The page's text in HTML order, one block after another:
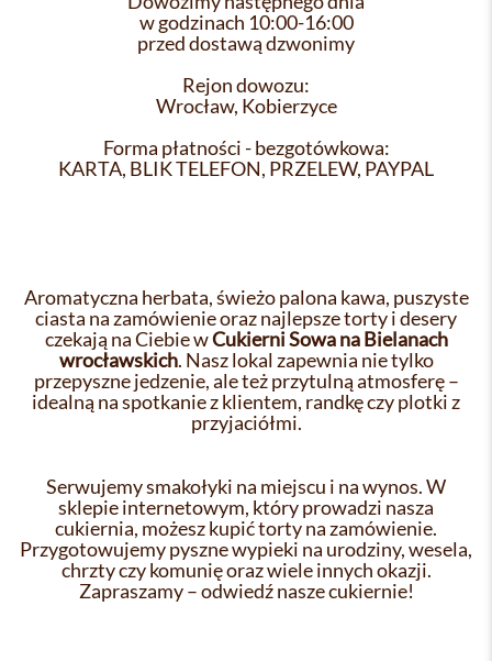
w godzinach 10:00-16:00
przed dostawą dzwonimy
Rejon dowozu:
Wrocław, Kobierzyce
Forma płatności - bezgotówkowa:
KARTA, BLIK TELEFON, PRZELEW, PAYPAL
Aromatyczna herbata, świeżo palona kawa, puszyste
ciasta na zamówienie oraz najlepsze torty i desery
czekają na Ciebie wCukierni Sowa na Bielanach
wrocławskich. Nasz lokal zapewnia nie tylko
przepyszne jedzenie, ale też przytulną atmosferę –
idealną na spotkanie z klientem, randkę czy plotki z
przyjaciółmi.
Serwujemy smakołyki na miejscu i na wynos. W
sklepie internetowym, który prowadzi nasza
cukiernia, możesz kupić torty na zamówienie.
Przygotowujemy pyszne wypieki na urodziny, wesela,
chrzty czy komunię oraz wiele innych okazji.
Zapraszamy – odwiedź nasze cukiernie!